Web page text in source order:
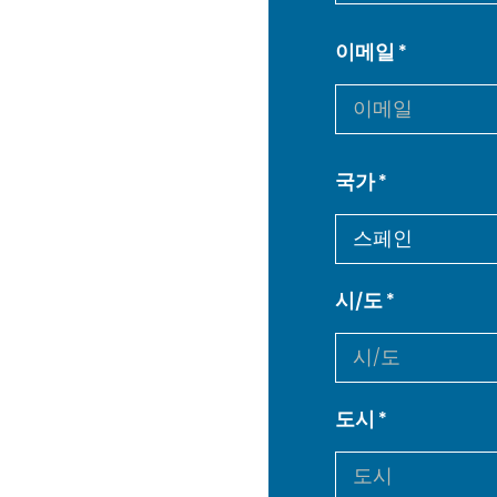
이메일
국가
시/도
도시